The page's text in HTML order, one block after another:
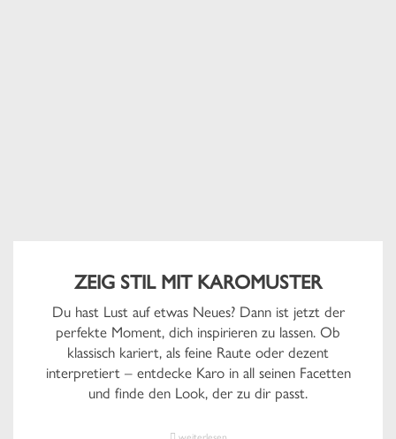
ZEIG STIL MIT KAROMUSTER
Du hast Lust auf etwas Neues? Dann ist jetzt der
perfekte Moment, dich inspirieren zu lassen. Ob
klassisch kariert, als feine Raute oder dezent
interpretiert – entdecke Karo in all seinen Facetten
und finde den Look, der zu dir passt.